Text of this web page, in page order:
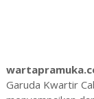
Garuda Kwartir